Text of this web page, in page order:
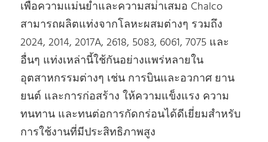
เพื่อความแม่นยําและความสม่ําเสมอ Chalco
สามารถผลิตแท่งจากโลหะผสมต่างๆ รวมถึง
2024, 2014, 2017A, 2618, 5083, 6061, 7075 และ
อื่นๆ แท่งเหล่านี้ใช้กันอย่างแพร่หลายใน
อุตสาหกรรมต่างๆ เช่น การบินและอวกาศ ยาน
ยนต์ และการก่อสร้าง ให้ความแข็งแรง ความ
ทนทาน และทนต่อการกัดกร่อนได้ดีเยี่ยมสําหรับ
การใช้งานที่มีประสิทธิภาพสูง